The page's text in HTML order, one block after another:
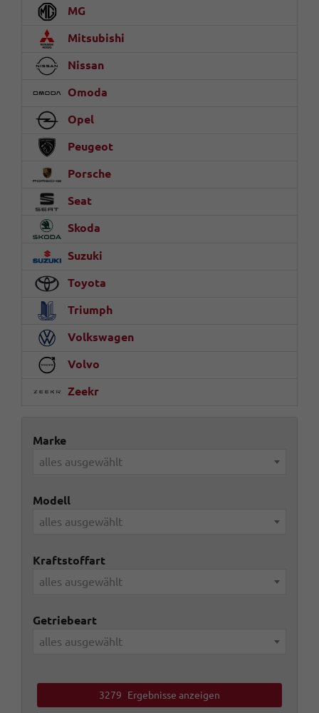
MG
Mitsubishi
Nissan
Omoda
Opel
Peugeot
Porsche
Seat
Skoda
Suzuki
Toyota
Triumph
Volkswagen
Volvo
Zeekr
Marke
alles ausgewählt
Modell
alles ausgewählt
Kraftstoffart
alles ausgewählt
Getriebeart
alles ausgewählt
3279 Ergebnisse anzeigen